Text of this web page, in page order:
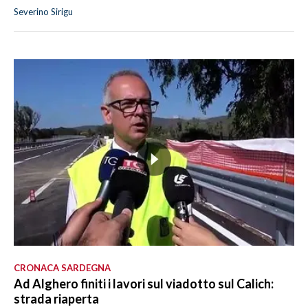
Severino Sirigu
CRONACA SARDEGNA
Ad Alghero finiti i lavori sul viadotto sul Calich:
strada riaperta